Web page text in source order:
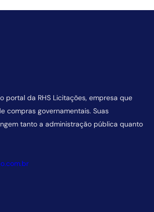
portal da RHS Licitações, empresa que
compras governamentais. Suas
tanto a administração pública quanto